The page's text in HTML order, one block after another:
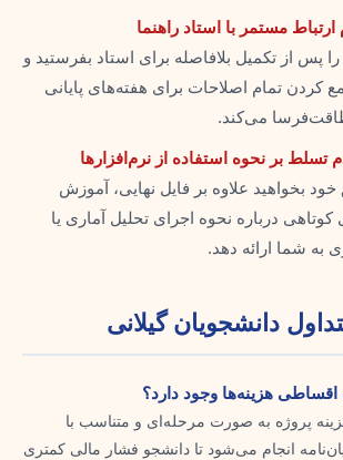
مستمر با استاد راهنما
پس از تکمیل بلافاصله برای استاد بفرستید و
کردن تمام اصلاحات برای هفته‌های پایانی
می‌کند.
تسلط بر نحوه استفاده از نرم‌افزارها
بخواهید علاوه بر فایل نهایی، آموزش
درباره نحوه اجرای تحلیل آماری یا
به شما ارائه دهد.
دانشجویان گیلانی
پروژه به صورت مرحله‌ای و متناسب با
انجام می‌شود تا دانشجو فشار مالی کمتری